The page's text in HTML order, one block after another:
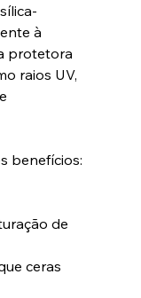
à
protetora
raios UV,
benefícios:
de
ceras